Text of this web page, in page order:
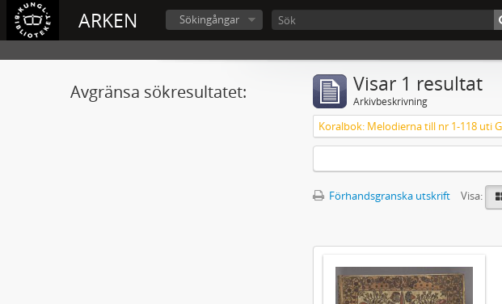
ARKEN Sökingångar
Avgränsa sökresultatet: Visar 1 resultat
Arkivbeskrivning
Förhandsgranska utskrift
Visa: